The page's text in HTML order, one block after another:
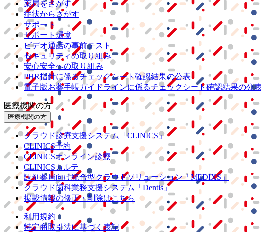
薬局をさがす
症状からさがす
サポート
サポート環境
ビデオ通話の事前テスト
セキュリティの取り組み
安心安全への取り組み
PHR指針に係るチェックシート確認結果の公表
電子版お薬手帳ガイドラインに係るチェックシート確認結果の公表
医療機関の方
医療機関の方
クラウド診療支援システム
「CLINICS」
CLINICS予約
CLINICSオンライン診療
CLINICSカルテ
調剤薬局向け統合型クラウドソリューション「MEDIXS」
クラウド歯科業務支援システム
「Dentis」
掲載情報の修正・削除はこちら
利用規約
特定商取引法に基づく表記